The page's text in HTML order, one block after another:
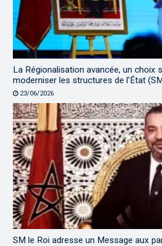
La Régionalisation avancée, un choix
moderniser les structures de l’État
23/06/2026
SM le Roi adresse un Message aux